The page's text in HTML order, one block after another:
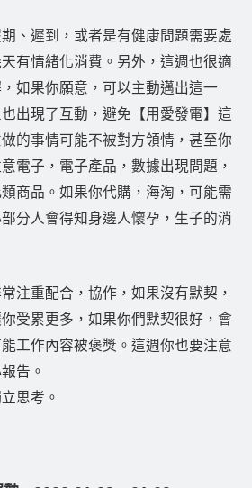
、遲到，或者是有健康問題需要處
有情緒化消費。另外，這週也很適
如果你願意，可以主動邁出這一
出現了互動，避免【用愛發電】這
的事情可能不被對方領情，甚至你
電子，電子產品，數據出現問題，
商品。如果你代購，海淘，可能需
分人會得知身邊人懷孕，生子的消
注重配合，協作，如果沒有默契，
受累更多，如果你們默契很好，會
工作內容被褒獎。這週你也要注意
告。
思考。